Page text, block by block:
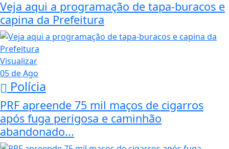
Veja aqui a programação de tapa-buracos e
capina da Prefeitura
Visualizar
05 de Ago
Polícia
PRF apreende 75 mil maços de cigarros
após fuga perigosa e caminhão
abandonado...